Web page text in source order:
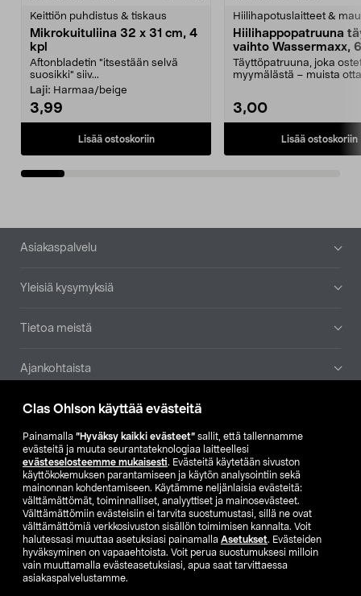
Clas Ohlson käyttää evästeitä
Painamalla ”Hyväksy kaikki evästeet” sallit, että tallennamme
evästeitä ja muuta seurantateknologiaa laitteellesi
evästeselosteemme mukaisesti. Evästeitä käytetään sivuston
käyttökokemuksen parantamiseen ja käytön analysointiin sekä
mainonnan kohdentamiseen. Käytämme neljänlaisia evästeitä:
välttämättömät, toiminnalliset, analyyttiset ja mainosevästeet.
Välttämättömiin evästeisiin ei tarvita suostumustasi, sillä ne ovat
välttämättömiä verkkosivuston sisällön toimimisen kannalta. Voit
halutessasi muuttaa asetuksiasi painamalla Asetukset. Evästeiden
hyväksyminen on vapaaehtoista. Voit perua suostumuksesi milloin
vain muuttamalla evästeasetuksiasi, apua saat tarvittaessa
asiakaspalvelustamme.
Keittiön puhdistus & tiskaus
Mikrokuituliina 32 x 31 cm, 4
kpl
Aftonbladetin "itsestään selvä
suosikki" siiv...
Laji: Harmaa/beige
3,99
Lisää ostoskoriin
Hiilihapotuslaitteet &
Hiilihappopatruuna
vaihto Wassermaxx,
Täyttöpatruuna, joka
myymälästä – muista
3,00
Lisää ostoskoriin
Alatunniste
Asiakaspalvelu
Yleisiä kysymyksiä
Tietoa meistä
Ajankohtaista
Muut yrityksemme
Etsi myymälä
SE NO FI
FI SV